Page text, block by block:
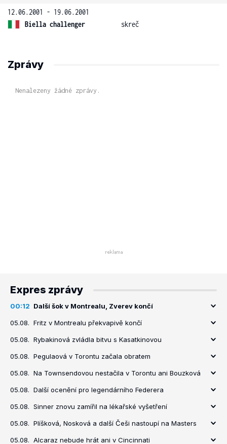
12.06.2001 - 19.06.2001
Biella challenger
skreč
Zprávy
Nenalezeny žádné zprávy.
Expres zprávy
00:12 Další šok v Montrealu, Zverev končí
05.08. Fritz v Montrealu překvapivě končí
05.08. Rybakinová zvládla bitvu s Kasatkinovou
05.08. Pegulaová v Torontu začala obratem
05.08. Na Townsendovou nestačila v Torontu ani Bouzková
05.08. Další ocenění pro legendárního Federera
05.08. Sinner znovu zamířil na lékařské vyšetření
05.08. Plíšková, Nosková a další Češi nastoupí na Masters
05.08. Alcaraz nebude hrát ani v Cincinnati